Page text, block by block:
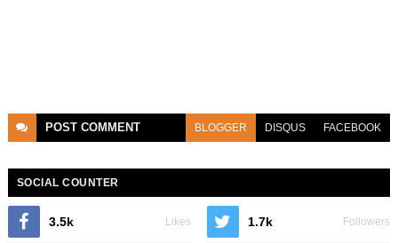
POST COMMENT BLOGGER DISQUS FACEBOOK
SOCIAL COUNTER
3.5k Likes 1.7k Followers